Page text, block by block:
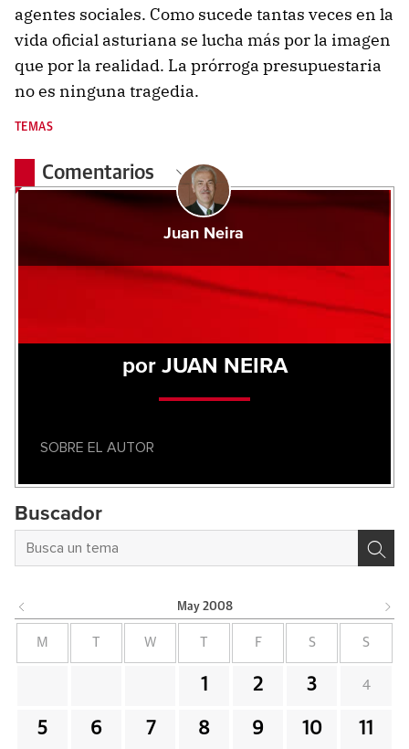
agentes sociales. Como sucede tantas veces en la
vida oficial asturiana se lucha más por la imagen
que por la realidad. La prórroga presupuestaria
no es ninguna tragedia.
TEMAS
Comentarios
Juan Neira
por JUAN NEIRA
SOBRE EL AUTOR
Buscador
May 2008
M W F S S
1 2 3 4
5 6 7 8 9 10 11